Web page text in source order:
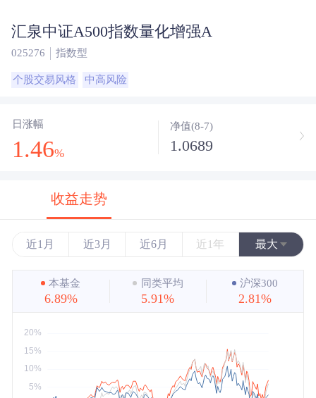
汇泉中证A500指数量化增强A
025276 指数型
个股交易风格 中高风险
日涨幅
1.46%
净值(8-7)
1.0689
收益走势
近1月 近3月 近6月 近1年 最大
近3年
近5年
本基金
6.89%
同类平均
5.91%
沪深300
2.81%